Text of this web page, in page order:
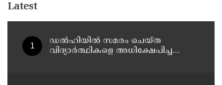
Latest
ഡൽഹിയിൽ സമരം ചെയ്ത
വിദ്യാർത്ഥികളെ അധിക്ഷേപിച്ച